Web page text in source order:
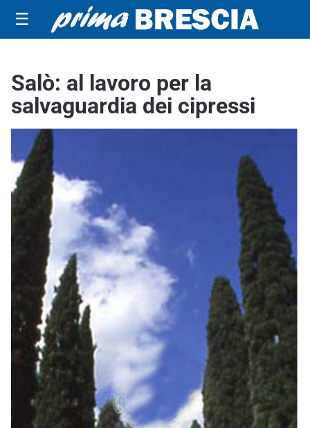
☰
Salò: al lavoro per la
salvaguardia dei cipressi